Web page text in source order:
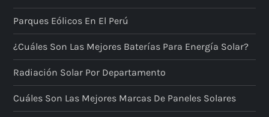
Parques Eólicos En El Perú
¿Cuáles Son Las Mejores Baterías Para Energía Solar?
Radiación Solar Por Departamento
Cuáles Son Las Mejores Marcas De Paneles Solares